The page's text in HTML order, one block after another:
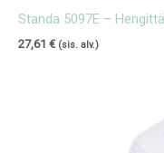
Standa 5097E –
27,61 € (sis. alv.)